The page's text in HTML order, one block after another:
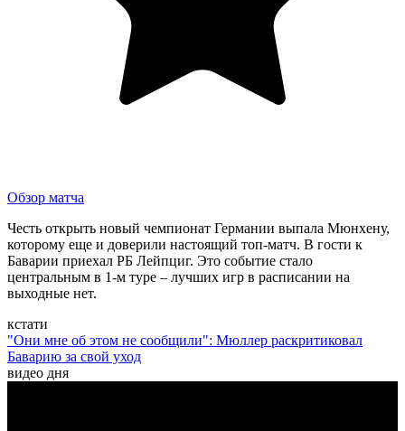
Обзор матча
Честь открыть новый чемпионат Германии выпала Мюнхену,
которому еще и доверили настоящий топ-матч. В гости к
Баварии приехал РБ Лейпциг. Это событие стало
центральным в 1-м туре – лучших игр в расписании на
выходные нет.
кстати
"Они мне об этом не сообщили": Мюллер раскритиковал
Баварию за свой уход
видео дня